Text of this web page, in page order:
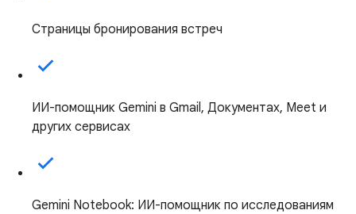
Страницы бронирования встреч
ИИ-помощник Gemini в Gmail, Документах, Meet и
других сервисах
Gemini Notebook: ИИ-помощник по исследованиям